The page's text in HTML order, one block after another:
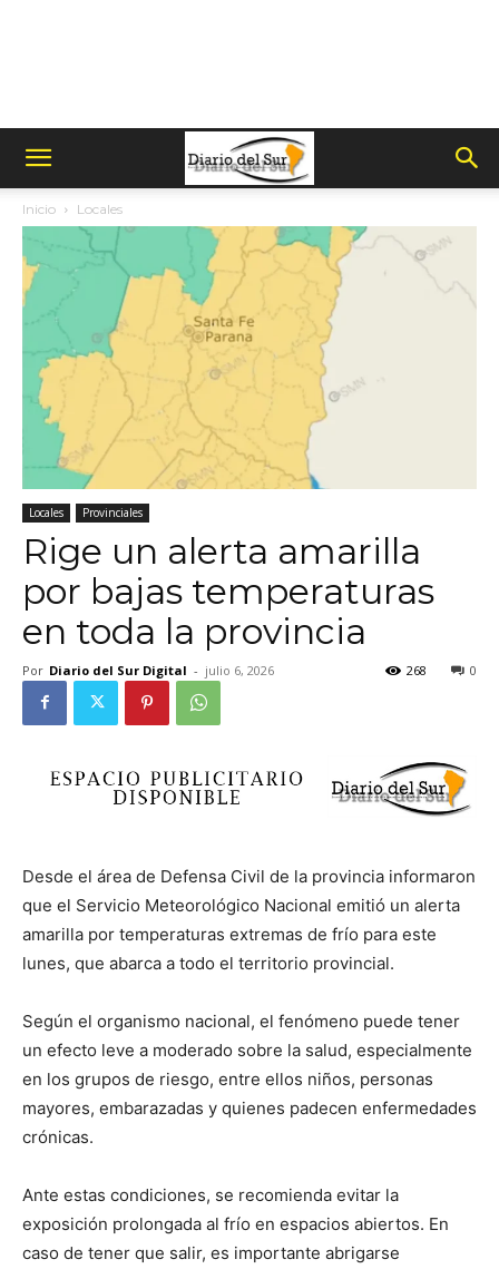
Inicio Locales
Locales Provinciales
Rige un alerta amarilla
por bajas temperaturas
en toda la provincia
Por Diario del Sur Digital - julio 6, 2026 0
268
Desde el área de Defensa Civil de la provincia informaron
que el Servicio Meteorológico Nacional emitió un alerta
amarilla por temperaturas extremas de frío para este
lunes, que abarca a todo el territorio provincial.
Según el organismo nacional, el fenómeno puede tener
un efecto leve a moderado sobre la salud, especialmente
en los grupos de riesgo, entre ellos niños, personas
mayores, embarazadas y quienes padecen enfermedades
crónicas.
Ante estas condiciones, se recomienda evitar la
exposición prolongada al frío en espacios abiertos. En
caso de tener que salir, es importante abrigarse